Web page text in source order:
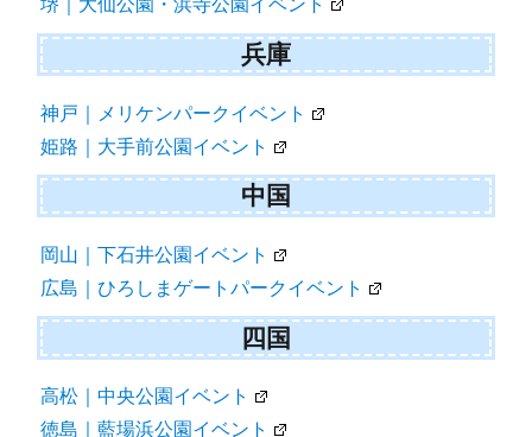
堺｜大仙公園・浜寺公園イベント
兵庫
神戸｜メリケンパークイベント
姫路｜大手前公園イベント
中国
岡山｜下石井公園イベント
広島｜ひろしまゲートパークイベント
四国
高松｜中央公園イベント
徳島｜藍場浜公園イベント